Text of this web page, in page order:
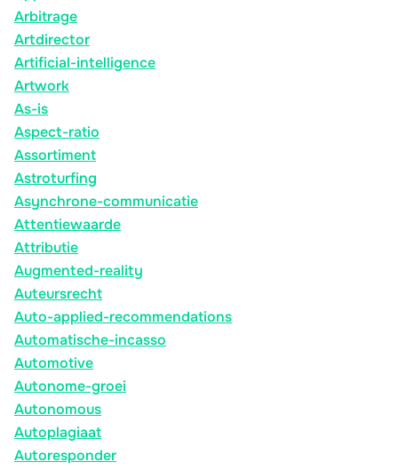
Arbitrage
Artdirector
Artificial-intelligence
Artwork
As-is
Aspect-ratio
Assortiment
Astroturfing
Asynchrone-communicatie
Attentiewaarde
Attributie
Augmented-reality
Auteursrecht
Auto-applied-recommendations
Automatische-incasso
Automotive
Autonome-groei
Autonomous
Autoplagiaat
Autoresponder